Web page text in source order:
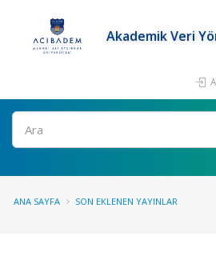
Akademik Veri
Ara
ANA SAYFA SON EKLENEN YAYINLAR